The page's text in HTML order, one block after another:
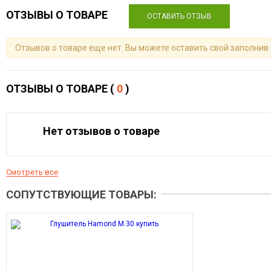
ОТЗЫВЫ О ТОВАРЕ ОСТАВИТЬ ОТЗЫВ
Отзывов о товаре еще нет. Вы можете оставить свой заполнив
ОТЗЫВЫ О ТОВАРЕ ( 0)
Нет отзывов о товаре
Смотреть все
СОПУТСТВУЮЩИЕ ТОВАРЫ: